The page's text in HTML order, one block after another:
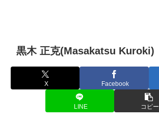
黒木 正克(Masakatsu Kuroki)
X Facebook
LINE コピー